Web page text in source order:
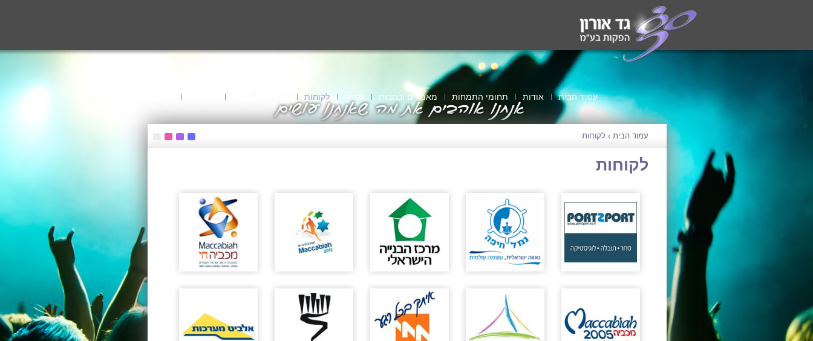
עמוד הבית אודות תחומי התמחות מאמרים וכתבות גלריה לקוחות
עמוד הבית › לקוחות
לקוחות